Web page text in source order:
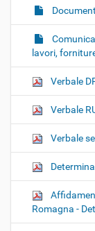
lavori,
Verbale
Verbale
Verbale
Romagna -